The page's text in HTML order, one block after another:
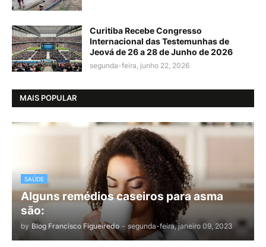
Curitiba Recebe Congresso
Internacional das Testemunhas de
Jeová de 26 a 28 de Junho de 2026
segunda-feira, junho 22, 2026
MAIS POPULAR
SAÚDE
Alguns remédios caseiros para asma
são:
by Blog Francisco Figueiredo - segunda-feira, janeiro 09, 2023